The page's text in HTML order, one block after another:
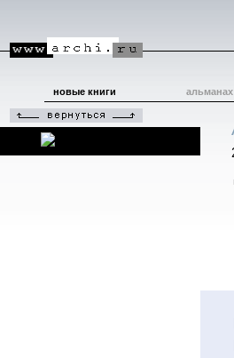
новые книги